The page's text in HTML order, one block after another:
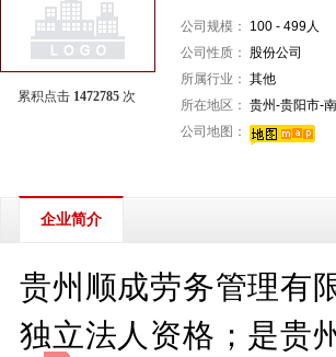
累积点击 1472785 次
公司规模：
100 - 499人
公司性质：
股份公司
所属行业： 其他
所在地区： 贵州-贵阳市-
公司地图：
企业简介
贵州顺成劳务管理有
独立法人资格；是贵